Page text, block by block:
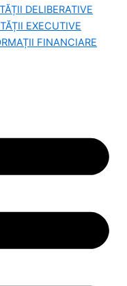
DELIBERATIVE
EXECUTIVE
FINANCIARE